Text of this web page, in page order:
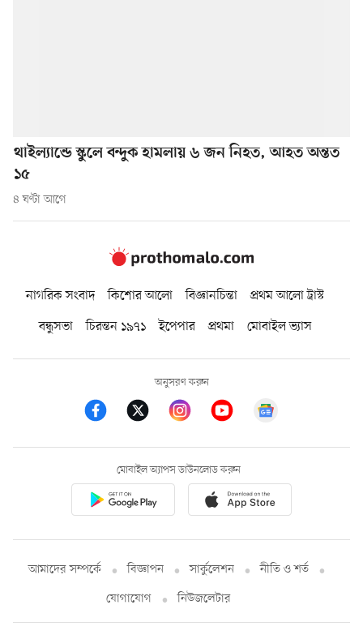
থাইল্যান্ডে স্কুলে বন্দুক হামলায় ৬ জন নিহত, আহত অন্তত
১৫
৪ ঘণ্টা আগে
নাগরিক সংবাদ কিশোর আলো বিজ্ঞানচিন্তা
প্রথম আলো ট্রাস্ট
বন্ধুসভা
চিরন্তন ১৯৭১ ইপেপার প্রথমা মোবাইল ভ্যাস
অনুসরণ করুন
মোবাইল অ্যাপস ডাউনলোড করুন
আমাদের সম্পর্কে বিজ্ঞাপন সার্কুলেশন
নীতি ও শর্ত
যোগাযোগ
নিউজলেটার